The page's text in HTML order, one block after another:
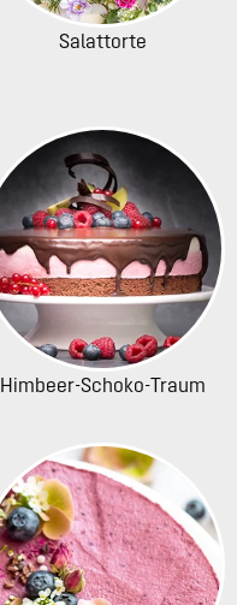
Salattorte
Himbeer-Schoko-Traum